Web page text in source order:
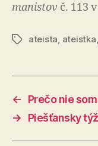
ma­nis­tov č. 113
Značkyateista, ateistka,
←
Prečo nie
→
Piešťansky